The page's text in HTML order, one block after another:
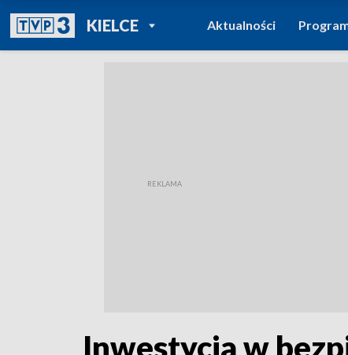
KIELCEPOWRÓT DO
TVP REGIONY
Aktualności
Inwestycja w